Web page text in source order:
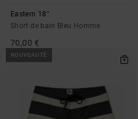
Eastern 18"
Short de bain Bleu Homme
70,00 €
NOUVEAUTÉ